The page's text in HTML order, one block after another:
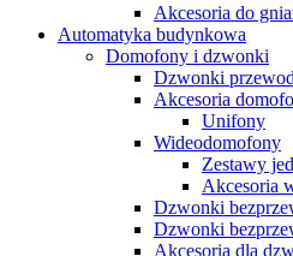
Akcesoria do
Automatyka budynkowa
Domofony i dzwonki
Dzwonki
Akcesoria
Unifony
Wideodomofony
Zestawy
Akcesoria
Dzwonki
Dzwonki
Akcesoria dla